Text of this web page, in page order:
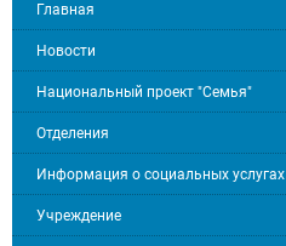
Главная
Новости
Национальный проект "Семья"
Отделения
Информация о социальных услугах
Учреждение